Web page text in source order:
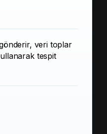
gönderir, veri toplar
tespit